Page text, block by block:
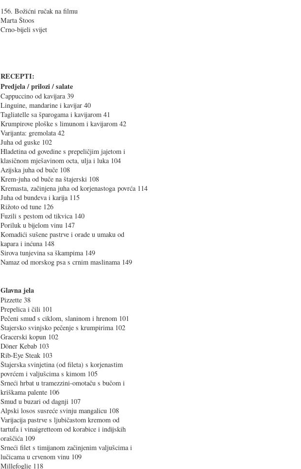
156. Božićni ručak na filmu
Marta Štoos
Crno-bijeli svijet
RECEPTI:
Predjela / prilozi / salate
Cappuccino od kavijara 39
Linguine, mandarine i kavijar 40
Tagliatelle sa šparogama i kavijarom 41
Krumpirove ploške s limunom i kavijarom 42
Varijanta: gremolata 42
Juha od guske 102
Hladetina od govedine s prepeličjim jajetom i
klasičnom mješavinom octa, ulja i luka 104
Azijska juha od buče 108
Krem-juha od buče na štajerski 108
Kremasta, začinjena juha od korjenastoga povrća 114
Juha od bundeva i karija 115
Rižoto od tune 126
Fuzili s pestom od tikvica 140
Poriluk u bijelom vinu 147
Komadići sušene pastrve i orade u umaku od
kapara i inćuna 148
Sirova tunjevina sa škampima 149
Namaz od morskog psa s crnim maslinama 149
Glavna jela
Pizzette 38
Prepelica i čili 101
Pečeni smuđ s ciklom, slaninom i hrenom 101
Štajersko svinjsko pečenje s krumpirima 102
Gracerski kopun 102
Döner Kebab 103
Rib-Eye Steak 103
Štajerska svinjetina (od fileta) s korjenastim
povrćem i valjušcima s kimom 105
Srneći hrbat u tramezzini-omotaču s bučom i
kriškama palente 106
Smuđ u buzari od dagnji 107
Alpski losos susreće svinju mangalicu 108
Varijacija pastrve s ljubičastom kremom od
tartufa i vinaigretteom od korabice i indijskih
oraščića 109
Srneći filet s timijanom začinjenim valjušcima i
lučicama u crvenom vinu 109
Millefoglie 118